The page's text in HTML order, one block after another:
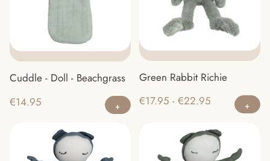
Cuddle - Doll - Beachgrass
€14.95
Green Rabbit Richie
€17.95 - €22.95 Prijsklasse:
€17.95
tot
€22.95